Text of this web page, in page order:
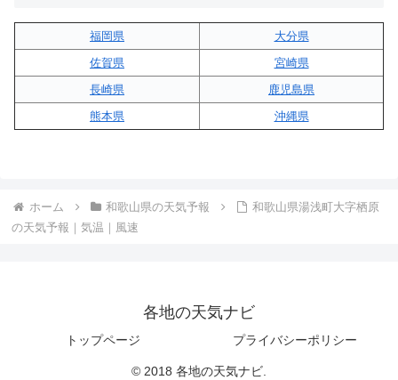
福岡県
大分県
佐賀県
宮崎県
長崎県
鹿児島県
熊本県
沖縄県
ホーム 和歌山県の天気予報
和歌山県湯浅町大字栖原
の天気予報｜気温｜風速
各地の天気ナビ
トップページ プライバシーポリシー
© 2018 各地の天気ナビ.